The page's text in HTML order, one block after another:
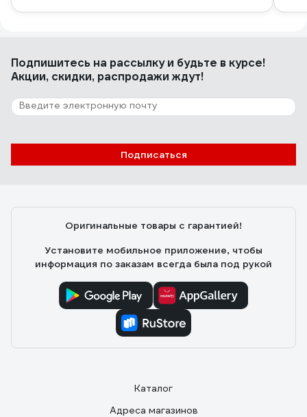
Подпишитесь на рассылкуи будьте в курсе!
Акции, скидки, распродажи ждут!
Подписаться
Оригинальные товары с гарантией!
Установите мобильное приложение, чтобы
информация по заказам всегда была под рукой
Каталог
Адреса магазинов